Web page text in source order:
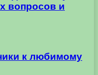
вопросов и
к любимому